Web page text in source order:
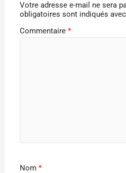
Votre adresse e-mail ne sera
obligatoires sont indiqués avec
Commentaire *
Nom *